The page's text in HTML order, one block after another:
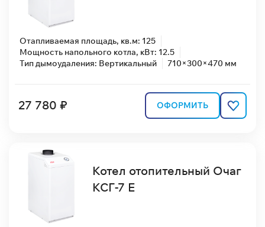
Отапливаемая площадь, кв.м: 125
Мощность напольного котла, кВт: 12.5
Тип дымоудаления: Вертикальный
710×300×470 мм
27 780 ₽ ОФОРМИТЬ
Котел отопительный Очаг
КСГ-7 Е